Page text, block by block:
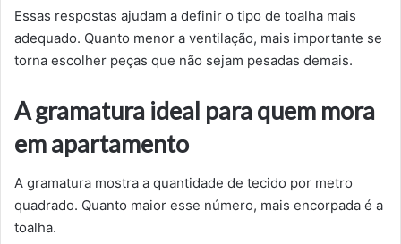
Essas respostas ajudam a definir o tipo de toalha mais
adequado. Quanto menor a ventilação, mais importante se
torna escolher peças que não sejam pesadas demais.
A gramatura ideal para quem mora
em apartamento
A gramatura mostra a quantidade de tecido por metro
quadrado. Quanto maior esse número, mais encorpada é a
toalha.